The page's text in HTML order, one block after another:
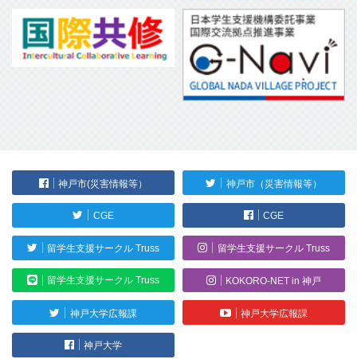
神戸市(災害情報等） 神戸市（災害情報等）
CGE CGE
留学生支援サークル Truss 留学生支援サークル Truss
留学生支援サークル Truss KOKORO-NET in 神戸
神戸大学広報課 神戸大学広報課
神戸大学